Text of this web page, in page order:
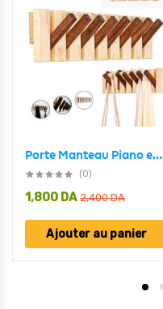
Porte Manteau Piano en Bois 7 crochet Design Moderne nature-marron
(0)
2,400DA
1,800 DA
Ajouter au panier